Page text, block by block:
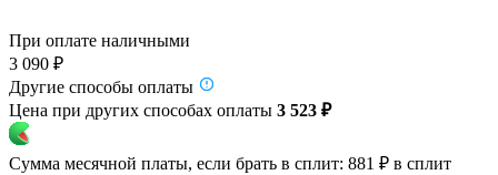
При оплате наличными
3 090 ₽
Другие способы оплаты
Цена при других способах оплаты 3 523 ₽
Сумма месячной платы, если брать в сплит: 881 ₽ в сплит